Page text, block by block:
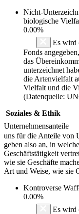
Nicht-
biologische
0.00%
Es wird
Fonds
das
unterzeichnet
die Artenvielfalt
Vielfalt und die
(Datenquelle:
Soziales & Ethik
Unternehmensanteile
uns für die Anteile von
geben also an, in
Geschäftstätigkeit
wie sie Geschäfte
Art und Weise, wie sie
Kontroverse
0.00%
Es wird